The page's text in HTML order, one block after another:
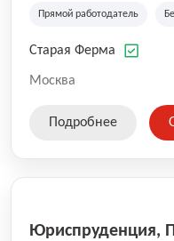
компания владеет 5
России (Wildberries,
на глобальной
SKU, премиальные
Прямой работодатель
Старая Ферма
Москва
Подробнее
Юриспруденция,